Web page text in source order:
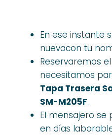
En ese instante
nuevacon tu
Reservaremos
necesitamos
Tapa Trasera
SM-M205F.
El mensajero se
en días